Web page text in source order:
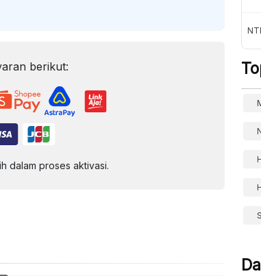
berikut:
dalam proses aktivasi.